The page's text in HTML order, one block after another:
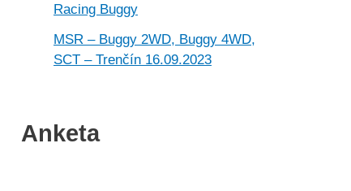
Racing Buggy
MSR – Buggy 2WD, Buggy 4WD,
SCT – Trenčín 16.09.2023
Anketa